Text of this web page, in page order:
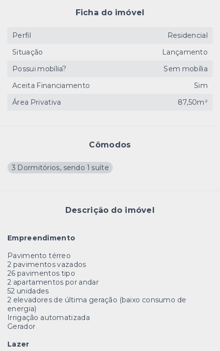
Cômodos
3 Dormitórios, sendo 1 suíte
Descrição do imóvel
Empreendimento
Pavimento térreo
2 pavimentos vazados
26 pavimentos tipo
2 apartamentos por andar
52 unidades
2 elevadores de última geração (baixo consumo de
energia)
Irrigação automatizada
Gerador
Lazer
Ficha do imóvel
Perfil
Residencial
Situação
Lançamento
Possui mobília?
Sem mobília
Aceita Financiamento
Sim
Área Privativa
87,50m²